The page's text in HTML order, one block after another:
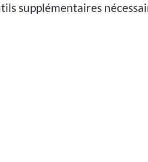
supplémentaires